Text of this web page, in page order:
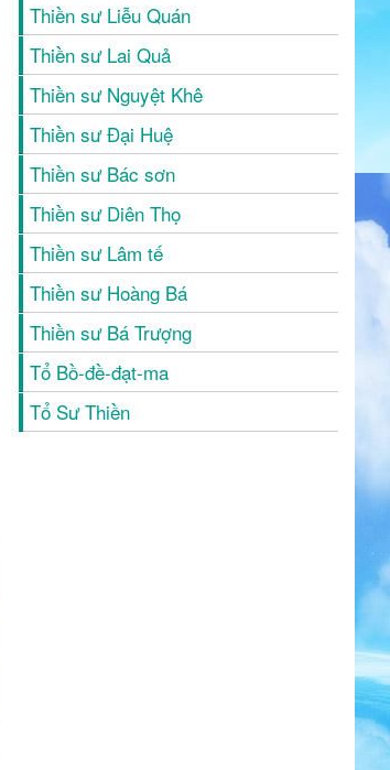
Thiền sư Liễu Quán
Thiền sư Lai Quả
Thiền sư Nguyệt Khê
Thiền sư Đại Huệ
Thiền sư Bác sơn
Thiền sư Diên Thọ
Thiền sư Lâm tế
Thiền sư Hoàng Bá
Thiền sư Bá Trượng
Tổ Bồ-đề-đạt-ma
Tổ Sư Thiền